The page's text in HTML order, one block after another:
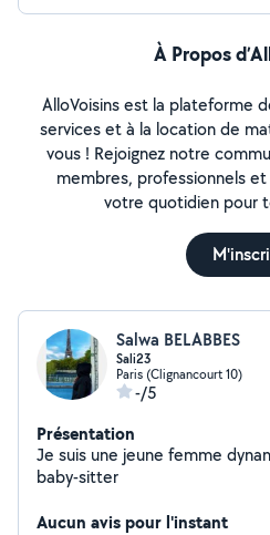
À Propos
AlloVoisins est la plateforme
services et à la location de
vous ! Rejoignez notre
membres, professionnels
votre quotidien pour
Salwa BELABBES
Sali23
Paris (Clignancourt 10)
-/5
Présentation
Je suis une jeune femme dynamique
baby-sitter
Aucun avis pour l'instant